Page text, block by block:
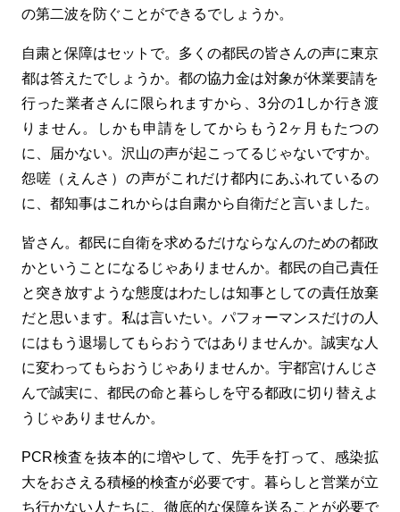
の第二波を防ぐことができるでしょうか。
自粛と保障はセットで。多くの都民の皆さんの声に東京
都は答えたでしょうか。都の協力金は対象が休業要請を
行った業者さんに限られますから、3分の1しか行き渡
りません。しかも申請をしてからもう2ヶ月もたつの
に、届かない。沢山の声が起こってるじゃないですか。
怨嗟（えんさ）の声がこれだけ都内にあふれているの
に、都知事はこれからは自粛から自衛だと言いました。
皆さん。都民に自衛を求めるだけならなんのための都政
かということになるじゃありませんか。都民の自己責任
と突き放すような態度はわたしは知事としての責任放棄
だと思います。私は言いたい。パフォーマンスだけの人
にはもう退場してもらおうではありませんか。誠実な人
に変わってもらおうじゃありませんか。宇都宮けんじさ
んで誠実に、都民の命と暮らしを守る都政に切り替えよ
うじゃありませんか。
PCR検査を抜本的に増やして、先手を打って、感染拡
大をおさえる積極的検査が必要です。暮らしと営業が立
ち行かない人たちに、徹底的な保障を送ることが必要で